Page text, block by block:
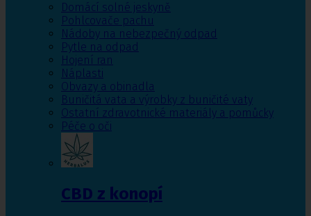
Domácí solné jeskyně
Pohlcovače pachu
Nádoby na nebezpečný odpad
Pytle na odpad
Hojení ran
Náplasti
Obvazy a obinadla
Buničitá vata a výrobky z buničité vaty
Ostatní zdravotnické materiály a pomůcky
Péče o oči
CBD z konopí